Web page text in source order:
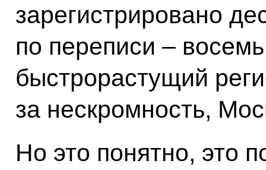
зарегистрировано
по переписи –
быстрорастущий
за нескромность,
Но это понятно, это